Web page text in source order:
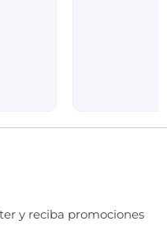
y reciba promociones